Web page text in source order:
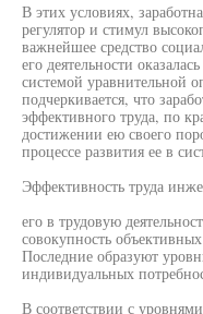
В этих условиях,
регулятор и стимул
важнейшее средство
его деятельности
системой уравнительной
подчеркивается, что
эффективного труда, по
достижении ею своего
процессе развития ее в
Эффективность труда
его в трудовую
совокупность
Последние образуют
индивидуальных
В соответствии с